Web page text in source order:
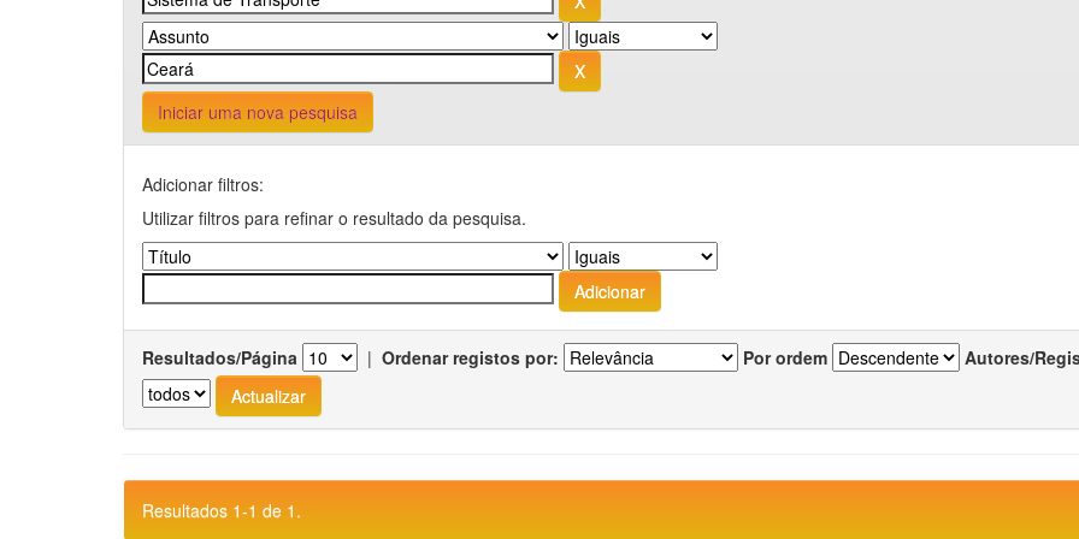
Iniciar uma nova pesquisa
Adicionar filtros:
Utilizar filtros para refinar o resultado da pesquisa.
Resultados/Página | Ordenar registos por: Por ordem Autores/
Resultados 1-1 de 1.